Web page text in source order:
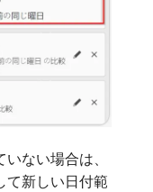
ない場合は、
て新しい日付範